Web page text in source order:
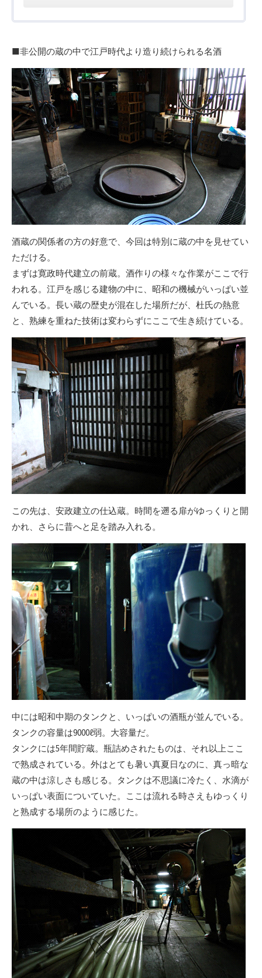
■非公開の蔵の中で江戸時代より造り続けられる名酒
酒蔵の関係者の方の好意で、今回は特別に蔵の中を見せてい
ただける。
まずは寛政時代建立の前蔵。酒作りの様々な作業がここで行
われる。江戸を感じる建物の中に、昭和の機械がいっぱい並
んでいる。長い蔵の歴史が混在した場所だが、杜氏の熱意
と、熟練を重ねた技術は変わらずにここで生き続けている。
この先は、安政建立の仕込蔵。時間を遡る扉がゆっくりと開
かれ、さらに昔へと足を踏み入れる。
中には昭和中期のタンクと、いっぱいの酒瓶が並んでいる。
タンクの容量は9000ℓ弱。大容量だ。
タンクには5年間貯蔵。瓶詰めされたものは、それ以上ここ
で熟成されている。外はとても暑い真夏日なのに、真っ暗な
蔵の中は涼しさも感じる。タンクは不思議に冷たく、水滴が
いっぱい表面についていた。ここは流れる時さえもゆっくり
と熟成する場所のように感じた。